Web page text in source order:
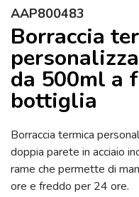
Home »
Borracce
Personalizzate »
da 500ml a forma di
AAP800483
Borraccia
da 500ml a
bottiglia
Borraccia termica
doppia parete in acciaio
rame che permette di
ore e freddo per 24 ore.